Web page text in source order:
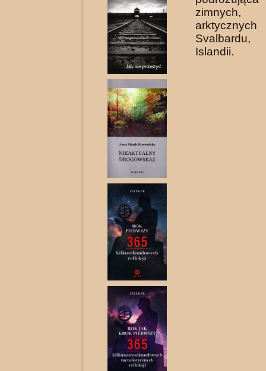
zimnych,
Svalbardu,
Islandii.